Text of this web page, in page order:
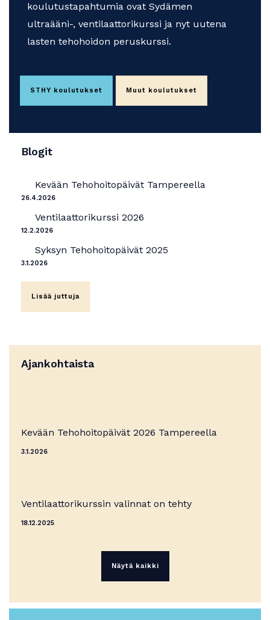
koulutustapahtumia ovat Sydämen
ultraääni-, ventilaattorikurssi ja nyt uutena
lasten tehohoidon peruskurssi.
STHY koulutukset Muut koulutukset
Blogit
Kevään Tehohoitopäivät Tampereella
26.4.2026
Ventilaattorikurssi 2026
12.2.2026
Syksyn Tehohoitopäivät 2025
3.1.2026
Lisää juttuja
Ajankohtaista
Kevään Tehohoitopäivät 2026 Tampereella
3.1.2026
Ventilaattorikurssin valinnat on tehty
18.12.2025
Näytä kaikki